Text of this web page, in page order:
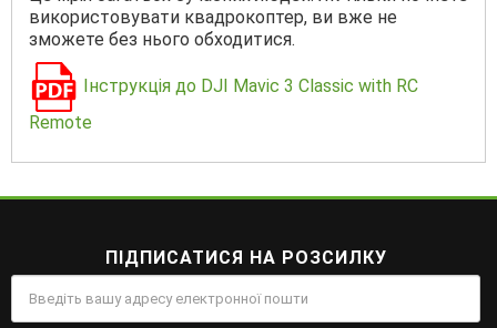
використовувати квадрокоптер, ви вже не
зможете без нього обходитися.
Інструкція до DJI Mavic 3 Classic with RC
Remote
ПІДПИСАТИСЯ НА РОЗСИЛКУ